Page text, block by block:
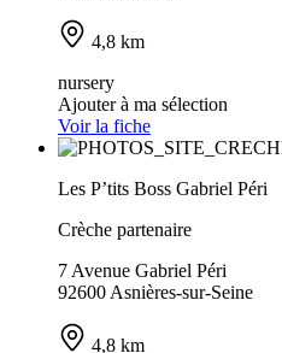
4,8 km
nursery
Ajouter à ma sélection
Voir la fiche
Les P’tits Boss Gabriel Péri
Crèche partenaire
7 Avenue Gabriel Péri
92600 Asnières-sur-Seine
4,8 km